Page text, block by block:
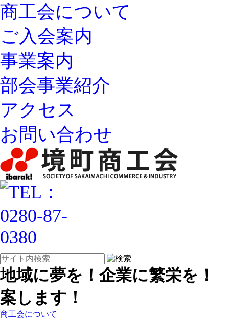
商工会について
ご入会案内
事業案内
部会事業紹介
アクセス
お問い合わせ
地域に夢を！企業に繁栄を
案します！
商工会について